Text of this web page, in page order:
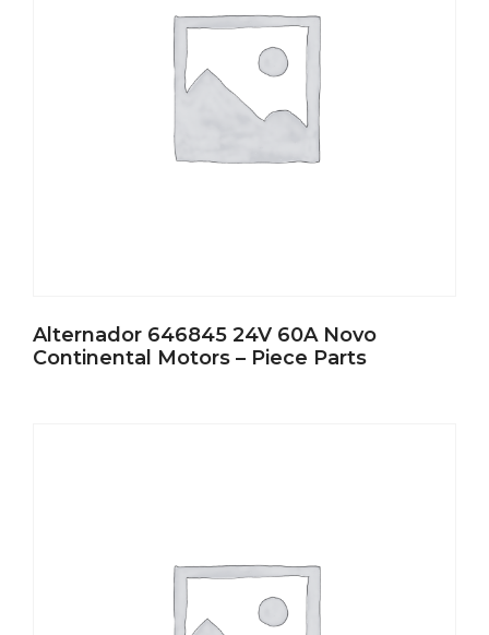
Alternador 646845 24V 60A Novo
Continental Motors – Piece Parts